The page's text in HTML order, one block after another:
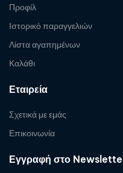
Προφίλ
Ιστορικό παραγγελιών
Λίστα αγαπημένων
Καλάθι
Εταιρεία
Σχετικά με εμάς
Επικοινωνία
Εγγραφή στο